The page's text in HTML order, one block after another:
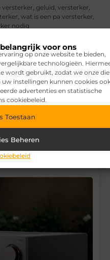
voor ons
op onze website te bieden,
technologieën.
wordt gebruikt, zodat we onze
instellingen kunnen cookies
advertenties en statistische
cookiebeleid.
Toestaan
Beheren
versterker,geluid,versterker,
,wat is een pa versterker,
nodig
Stuur ons een bericht